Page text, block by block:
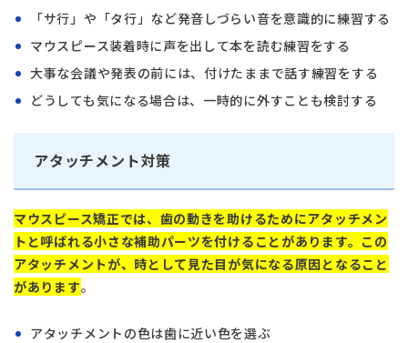
「サ行」や「タ行」など発音しづらい音を意識的に練習する
マウスピース装着時に声を出して本を読む練習をする
大事な会議や発表の前には、付けたままで話す練習をする
どうしても気になる場合は、一時的に外すことも検討する
アタッチメント対策
マウスピース矯正では、歯の動きを助けるためにアタッチメン
トと呼ばれる小さな補助パーツを付けることがあります。この
アタッチメントが、時として見た目が気になる原因となること
があります。
アタッチメントの色は歯に近い色を選ぶ